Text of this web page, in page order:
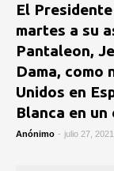
El
martes a su
Pantaleon,
Dama, como
Unidos en
Blanca en un
Anónimo - julio 27, 2021